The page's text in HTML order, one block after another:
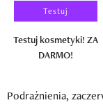
Testuj
Testuj kosmetyki! ZA
DARMO!
Podrażnienia,